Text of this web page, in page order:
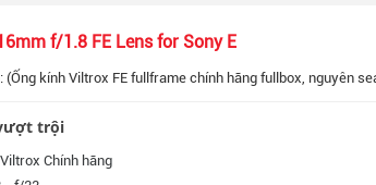
f/1.8 FE Lens for Sony E
(Ống kính Viltrox FE fullframe chính hãng fullbox, nguyên
trội
Chính hãng